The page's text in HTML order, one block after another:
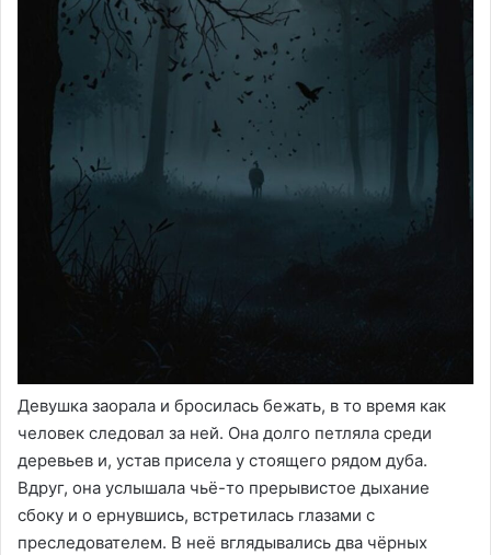
Девушка заорала и бросилась бежать, в то время как
человек следовал за ней. Она долго петляла среди
деревьев и, устав присела у стоящего рядом дуба.
Вдруг, она услышала чьё-то прерывистое дыхание
сбоку и о ернувшись, встретилась глазами с
преследователем. В неё вглядывались два чёрных